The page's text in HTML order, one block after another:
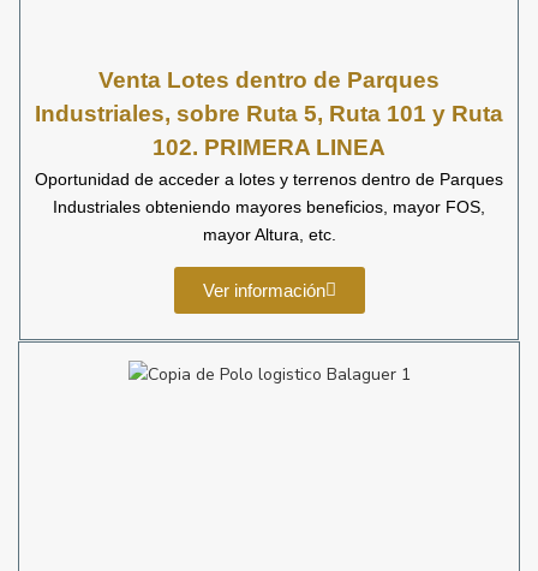
Venta Lotes dentro de Parques
Industriales, sobre Ruta 5, Ruta 101 y Ruta
102. PRIMERA LINEA
Oportunidad de acceder a lotes y terrenos dentro de Parques
Industriales obteniendo mayores beneficios, mayor FOS,
mayor Altura, etc.
Ver información